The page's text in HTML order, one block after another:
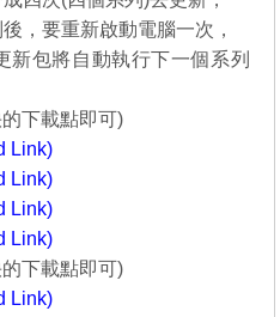
，要重新啟動電腦一次，
新包將自動執行下一個系列
下載點即可)
Link)
Link)
Link)
Link)
下載點即可)
Link)